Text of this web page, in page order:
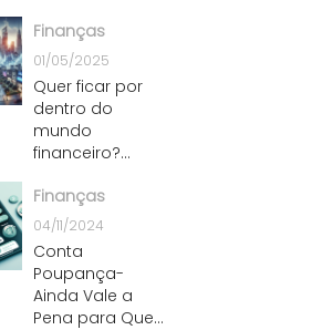
Finanças
01/05/2025
Quer ficar por
dentro do
mundo
financeiro?
principais
notícias
Finanças
04/11/2024
Conta
Poupança-
Ainda Vale a
Pena para Quem